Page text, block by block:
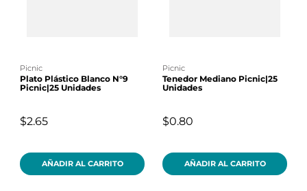
picnic
Plato Plástico Blanco N°9
Picnic|25 Unidades
$2.65
AÑADIR AL CARRITO
picnic
Tenedor Mediano Picnic|25
Unidades
$0.80
AÑADIR AL CARRITO